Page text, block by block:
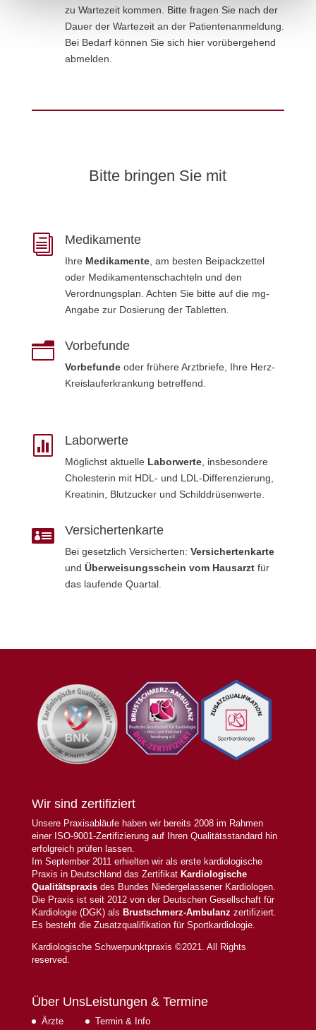
zu Wartezeit kommen. Bitte fragen Sie nach der
Dauer der Wartezeit an der Patientenanmeldung.
Bei Bedarf können Sie sich hier vorübergehend
abmelden.
Bitte bringen Sie mit
i Medikamente
Ihre Medikamente, am besten Beipackzettel
oder Medikamentenschachteln und den
Verordnungsplan. Achten Sie bitte auf die mg-
Angabe zur Dosierung der Tabletten.
n Vorbefunde
Vorbefundeoder frühere Arztbriefe, Ihre Herz-
Kreislauferkrankung betreffend.
 Laborwerte
Möglichst aktuelle Laborwerte, insbesondere
Cholesterin mit HDL- und LDL-Differenzierung,
Kreatinin, Blutzucker und Schilddrüsenwerte.
 Versichertenkarte
Bei gesetzlich Versicherten: Versichertenkarte
und Überweisungsschein vom Hausarztfür
das laufende Quartal.
Wir sind zertifiziert
Unsere Praxisabläufe haben wir bereits 2008 im Rahmen
einer ISO-9001-Zertifizierung auf Ihren Qualitätsstandard hin
erfolgreich prüfen lassen.
Im September 2011 erhielten wir als erste kardiologische
Praxis in Deutschland das Zertifikat Kardiologische
Qualitätspraxisdes Bundes Niedergelassener Kardiologen.
Die Praxis ist seit 2012 von der Deutschen Gesellschaft für
Kardiologie (DGK) als Brustschmerz-Ambulanz zertifiziert.
Es besteht die Zusatzqualifikation für Sportkardiologie.
Kardiologische Schwerpunktpraxis ©2021. All Rights
reserved.
Über Uns
Ärzte
Leistungen & Termine
Termin & Info